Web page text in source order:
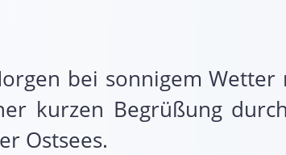
bei sonnigem Wetter
kurzen Begrüßung
Ostsees.